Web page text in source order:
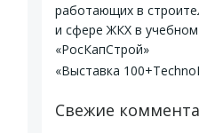
работающих в
и сфере ЖКХ в
«РосКапСтрой»
«Выставка
Свежие